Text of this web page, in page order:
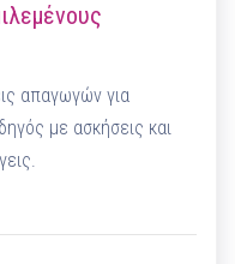
απαγωγών για
με ασκήσεις και